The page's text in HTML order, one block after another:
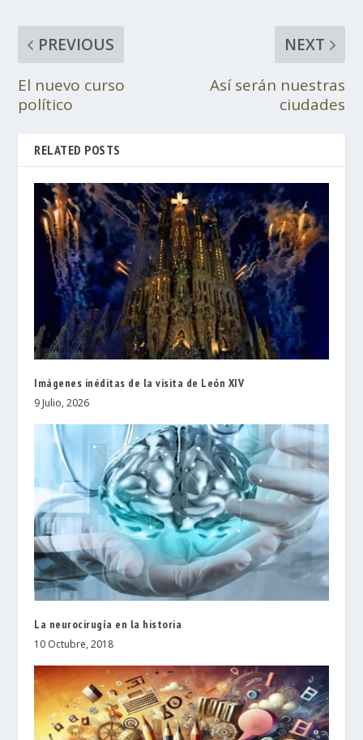
PREVIOUS
El nuevo curso
político
NEXT
Así serán nuestras
ciudades
RELATED POSTS
Imágenes inéditas de la visita de León XIV
9 Julio, 2026
La neurocirugía en la historia
10 Octubre, 2018